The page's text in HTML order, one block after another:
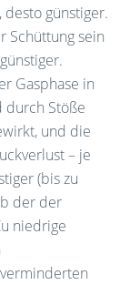
günstiger.
Schüttung sein
Gasphase in
durch Stöße
und die
– je
(bis zu
der der
niedrige